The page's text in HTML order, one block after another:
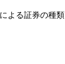
よる証券の種類